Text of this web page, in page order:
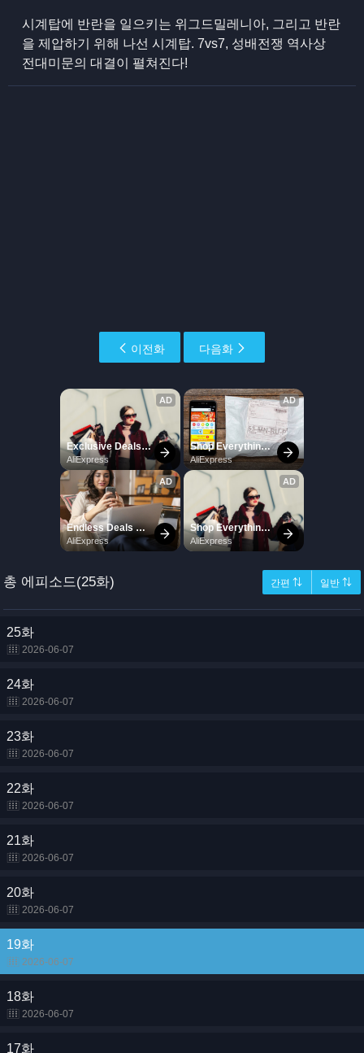
시계탑에 반란을 일으키는 위그드밀레니아, 그리고 반란
을 제압하기 위해 나선 시계탑. 7vs7, 성배전쟁 역사상
전대미문의 대결이 펼쳐진다!
이전화 다음화
총 에피소드(25화) 간편 ⇅ 일반 ⇅
25화
2026-06-07
24화
2026-06-07
23화
2026-06-07
22화
2026-06-07
21화
2026-06-07
20화
2026-06-07
19화
2026-06-07
18화
2026-06-07
17화